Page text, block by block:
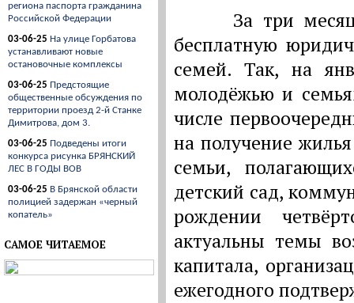
региона паспорта гражданина
Российской Федерации
03-06-25 На улице Горбатова
устанавливают новые
остановочные комплексы
03-06-25 Предстоящие
общественные обсуждения по
территории проезд 2-й Станке
Димитрова, дом 3.
03-06-25 Подведены итоги
конкурса рисунка БРЯНСКИЙ
ЛЕС В ГОДЫ ВОВ
03-06-25 В Брянской области
полицией задержан «черный
копатель»
САМОЕ ЧИТАЕМОЕ
За три месяца
бесплатную
семей. Так, на
молодёжью и
числе
на получение
семьи,
детский сад,
рождении
актуальны темы
капитала,
ежегодного